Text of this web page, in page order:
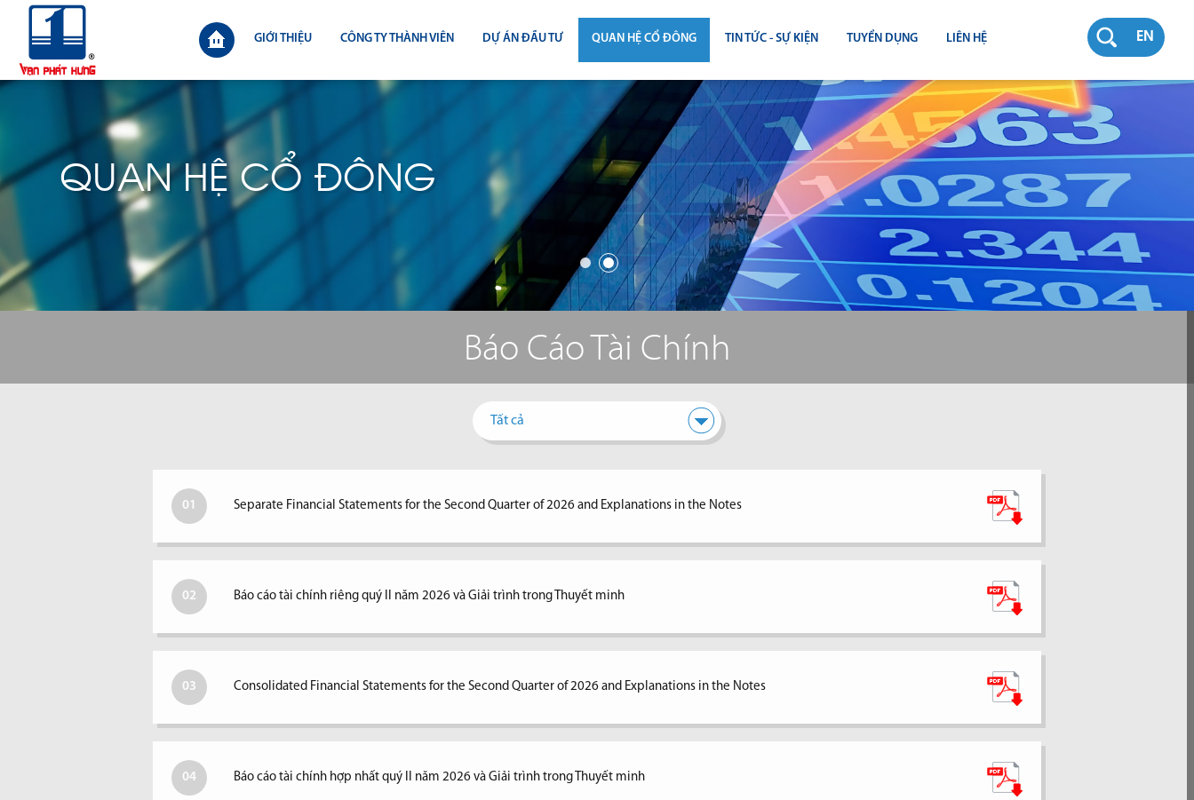
EN
GIỚI THIỆU CÔNG TY THÀNH VIÊN DỰ ÁN ĐẦU TƯ QUAN HỆ CỔ ĐÔNG
CÔNG BỐ THÔNG TIN
ĐẠI HỘI ĐỒNG CỔ ĐÔNG
BÁO CÁO THƯỜNG NIÊN
BÁO CÁO TÀI CHÍNH
BÁO CÁO QUẢN TRỊ CÔNG TY
TIN TỨC - SỰ KIỆN
TIN THỊ TRƯỜNG
TIN DỰ ÁN
TIN CÔNG TY
TUYỂN DỤNG LIÊN HỆ
QUAN HỆ CỔ ĐÔNG
Báo Cáo Tài Chính
Tất cả
01 Separate Financial Statements for the Second Quarter of 2026 and Explanations in the Notes
02 Báo cáo tài chính riêng quý II năm 2026 và Giải trình trong Thuyết minh
03 Consolidated Financial Statements for the Second Quarter of 2026 and Explanations in the Notes
04 Báo cáo tài chính hợp nhất quý II năm 2026 và Giải trình trong Thuyết minh